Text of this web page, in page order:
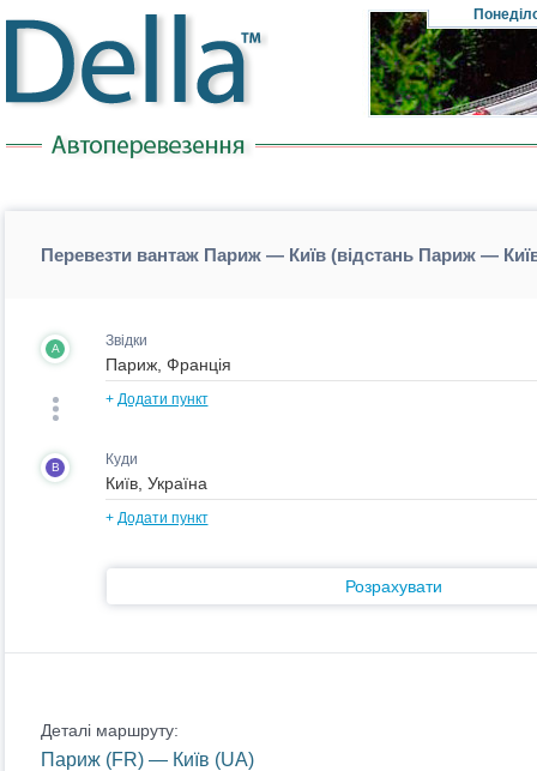
Перевезти вантаж Париж — Київ (відстань Париж —
A Звідки
+ Додати пункт
B Куди
+ Додати пункт
Розрахувати
Деталі маршруту:
Париж (FR) — Київ (UA)